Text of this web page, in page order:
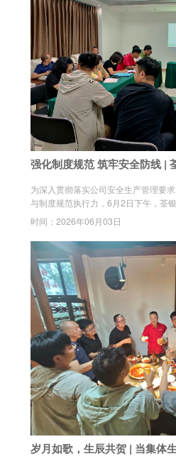
强化制度规范 筑牢安全防线 |
为深入贯彻落实公司安全生产管理要
与制度规范执行力，6月2日下午，荃
织开展了2026年第二季度全员安全教
员罗杨、资云章担任主讲，全体在职
学习+安全教育”双模块培训课程。
时间：2026年06月03日
岁月如歌，生辰共贺 | 当集体